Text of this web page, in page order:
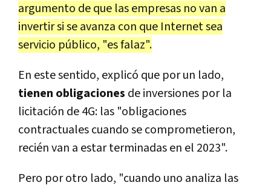
argumento de que las empresas no van a
invertir si se avanza con que Internet sea
servicio público, "es falaz".
En este sentido, explicó que por un lado,
tienen obligaciones de inversiones por la
licitación de 4G: las "obligaciones
contractuales cuando se comprometieron,
recién van a estar terminadas en el 2023".
Pero por otro lado, "cuando uno analiza las